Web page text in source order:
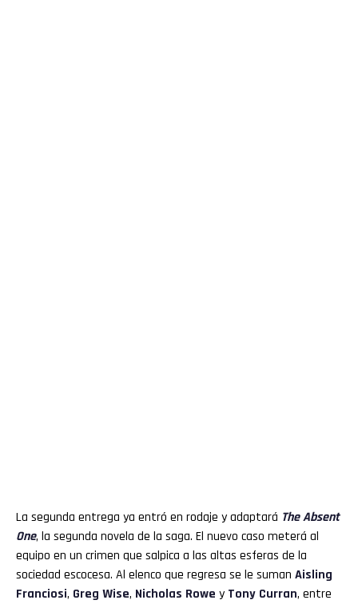
La segunda entrega ya entró en rodaje y adaptará The Absent
One, la segunda novela de la saga. El nuevo caso meterá al
equipo en un crimen que salpica a las altas esferas de la
sociedad escocesa. Al elenco que regresa se le suman Aisling
Franciosi, Greg Wise, Nicholas Rowe y Tony Curran, entre